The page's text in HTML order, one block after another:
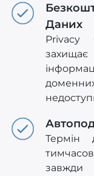
Даних
Privacy
Термін
завжди